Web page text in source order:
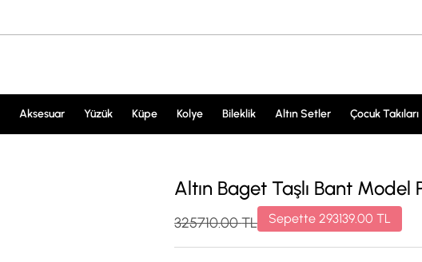
Aksesuar Yüzük Küpe Kolye Bileklik Altın Setler Çocuk Takıları
Altın Baget Taşlı Bant
325710.00TL Sepette293139.00TL